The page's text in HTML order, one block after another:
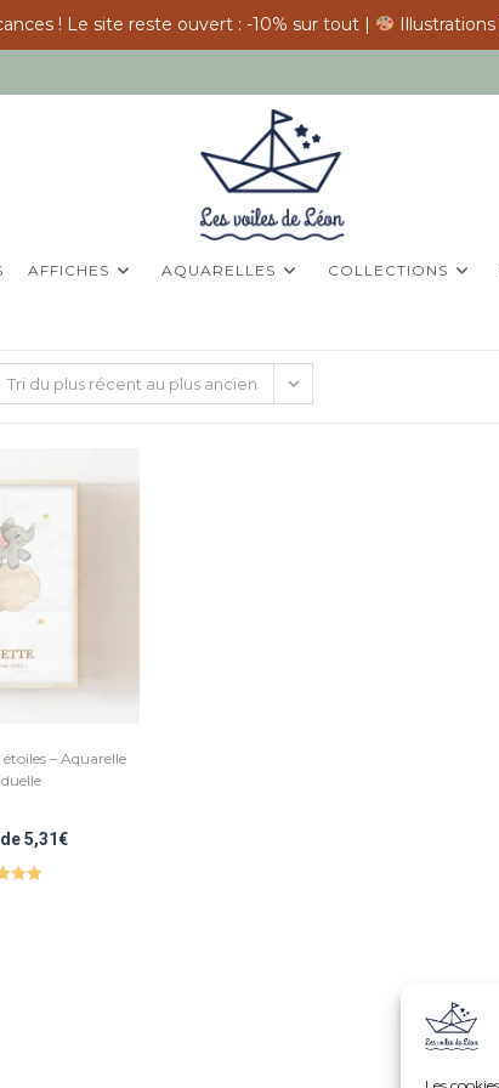
! Le site reste ouvert : -10% sur tout |
AFFICHES AQUARELLES COLLECTIONS
Tri du plus récent au plus ancien
– Aquarelle
5,31€